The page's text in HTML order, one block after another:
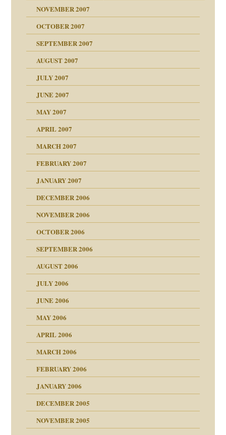
NOVEMBER 2007
voller Absicht!"
OCTOBER 2007
SEPTEMBER 2007
AUGUST 2007
JULY 2007
JUNE 2007
MAY 2007
APRIL 2007
MARCH 2007
FEBRUARY 2007
JANUARY 2007
DECEMBER 2006
NOVEMBER 2006
OCTOBER 2006
SEPTEMBER 2006
AUGUST 2006
JULY 2006
JUNE 2006
MAY 2006
APRIL 2006
MARCH 2006
FEBRUARY 2006
JANUARY 2006
DECEMBER 2005
NOVEMBER 2005